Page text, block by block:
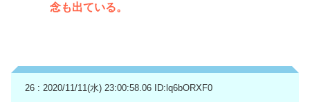
念も出ている。
26 : 2020/11/11(水) 23:00:58.06 ID:lq6bORXF0